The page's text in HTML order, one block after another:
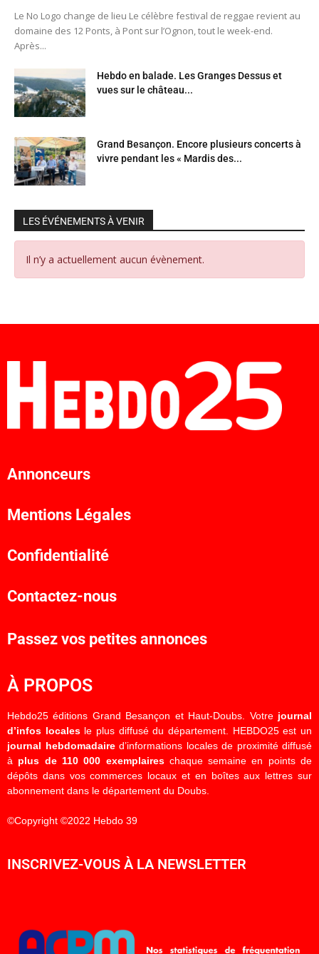
Le No Logo change de lieu Le célèbre festival de reggae revient au
domaine des 12 Ponts, à Pont sur l’Ognon, tout le week-end.
Après...
Hebdo en balade. Les Granges Dessus et
vues sur le château...
Grand Besançon. Encore plusieurs concerts à
vivre pendant les « Mardis des...
LES ÉVÉNEMENTS À VENIR
Il n’y a actuellement aucun évènement.
Annonceurs
Mentions Légales
Confidentialité
Contactez-nous
Passez vos petites annonces
À PROPOS
Hebdo25 éditions Grand Besançon et Haut-Doubs. Votre journal
d’infos localesle plus diffusé du département. HEBDO25 est un
journal hebdomadaired’informations locales de proximité diffusé
à plus de 110 000 exemplaireschaque semaine en points de
dépôts dans vos commerces locaux et en boîtes aux lettres sur
abonnement dans le département du Doubs.
©Copyright ©2022 Hebdo 39
INSCRIVEZ-VOUS À LA NEWSLETTER